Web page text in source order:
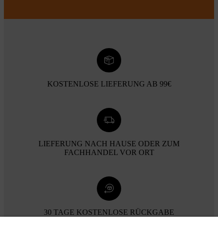
KOSTENLOSE LIEFERUNG AB 99€
LIEFERUNG NACH HAUSE ODER ZUM
FACHHANDEL VOR ORT
30 TAGE KOSTENLOSE RÜCKGABE